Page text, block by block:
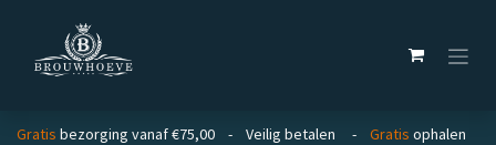
Gratis bezorging vanaf €75,00 - Veilig betalen - Gratis ophalen